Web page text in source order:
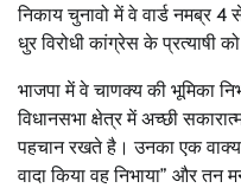
निकाय चुनावो में वे वार्ड नमब्र
धुर विरोधी कांग्रेस के प्रत्याषी
भाजपा में वे चाणक्य की भूमिका
विधानसभा क्षेत्र में अच्छी
पहचान रखते है। उनका एक वाक्य
वादा किया वह निभाया” और तन